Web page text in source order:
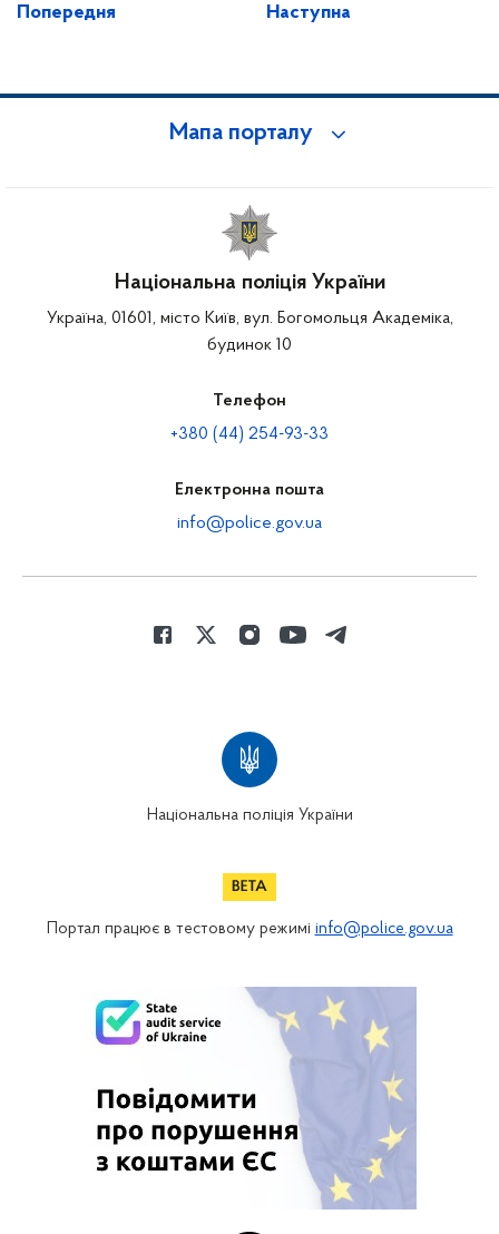
Попередня Наступна
Мапа порталу
Національна поліція України
Україна, 01601, місто Київ, вул. Богомольця Академіка,
будинок 10
Телефон
+380 (44) 254-93-33
Електронна пошта
info@police.gov.ua
Національна поліція України
Портал працює в тестовому режимі info@police.gov.ua